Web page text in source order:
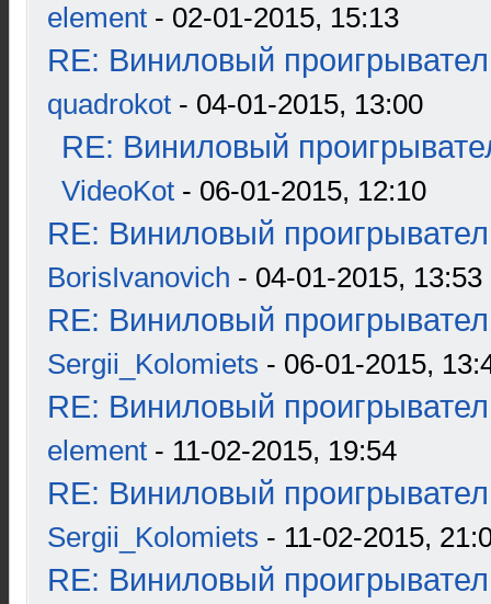
element - 02-01-2015, 15:13
RE: Виниловый
quadrokot - 04-01-2015, 13:00
RE: Виниловый
VideoKot - 06-01-2015, 12:10
RE: Виниловый
BorisIvanovich - 04-01-2015, 13:53
RE: Виниловый
Sergii_Kolomiets - 06-01-2015,
RE: Виниловый
element - 11-02-2015, 19:54
RE: Виниловый
Sergii_Kolomiets - 11-02-2015,
RE: Виниловый